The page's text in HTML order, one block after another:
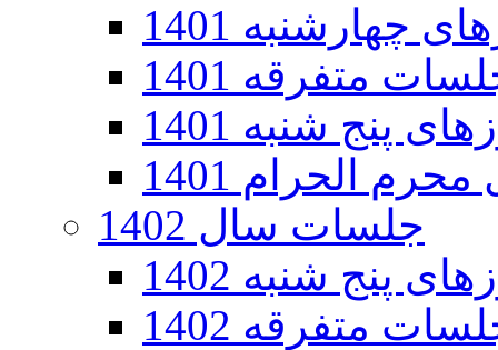
چهارشنبه 1401
متفرقه 1401
پنج شنبه 1401
الحرام 1401
جلسات سال 1402
پنج شنبه 1402
متفرقه 1402